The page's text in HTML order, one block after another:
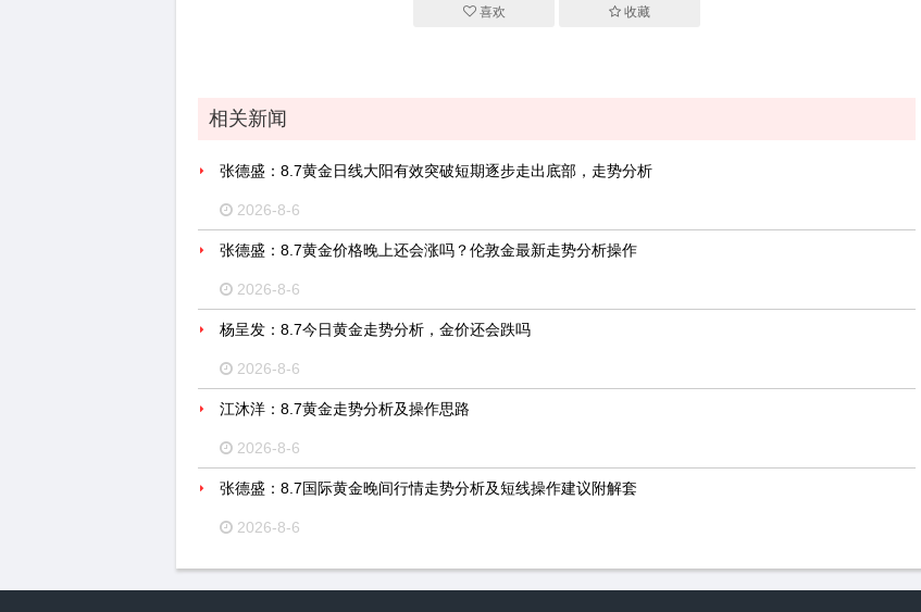
喜欢 收藏
相关新闻
张德盛：8.7黄金日线大阳有效突破短期逐步走出底部，走势分析
2026-8-6
张德盛：8.7黄金价格晚上还会涨吗？伦敦金最新走势分析操作
2026-8-6
杨呈发：8.7今日黄金走势分析，金价还会跌吗
2026-8-6
江沐洋：8.7黄金走势分析及操作思路
2026-8-6
张德盛：8.7国际黄金晚间行情走势分析及短线操作建议附解套
2026-8-6